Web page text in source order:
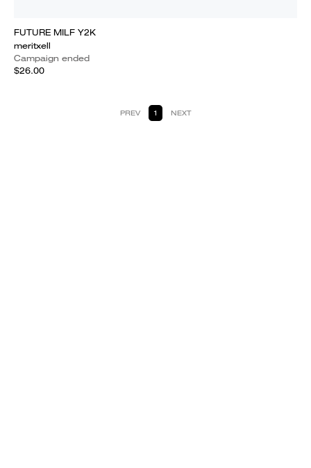
FUTURE MILF Y2K
meritxell
Campaign ended
$26.00
PREV 1 NEXT